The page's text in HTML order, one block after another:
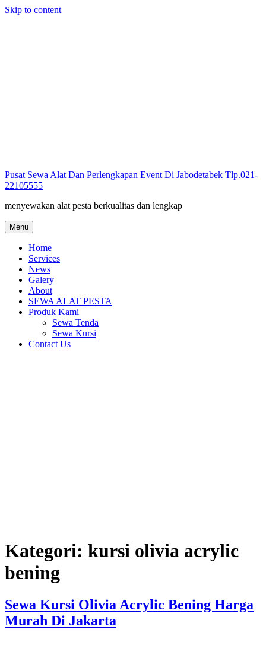
Skip to content
Pusat Sewa Alat Dan Perlengkapan Event Di Jabodetabek Tlp.021-
22105555
menyewakan alat pesta berkualitas dan lengkap
Menu
Home
Services
News
Galery
About
SEWA ALAT PESTA
Produk Kami
Sewa Tenda
Sewa Kursi
Contact Us
Kategori: kursi olivia acrylic
bening
Sewa Kursi Olivia Acrylic Bening Harga
Murah Di Jakarta